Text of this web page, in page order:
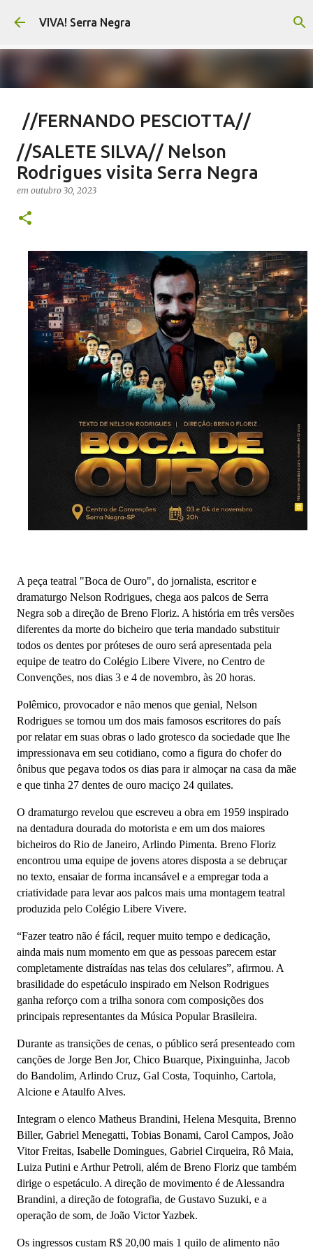
Pular para o conteúdo principal
VIVA! Serra Negra
//FERNANDO PESCIOTTA//
Encurtando caminho
em agosto 06, 2026 FERNANDO PESCIOTTA
NOTÍCIAS SERRA NEGRA
//SALETE SILVA// Nelson
Rodrigues visita Serra Negra
em outubro 30, 2023
A peça teatral "Boca de Ouro", do jornalista, escritor e
dramaturgo Nelson Rodrigues, chega aos palcos de Serra
Negra sob a direção de Breno Floriz. A história em três versões
diferentes da morte do bicheiro que teria mandado substituir
todos os dentes por próteses de ouro será apresentada pela
equipe de teatro do Colégio Libere Vivere, no Centro de
Convenções, nos dias 3 e 4 de novembro, às 20 horas.
Polêmico, provocador e não menos que genial, Nelson
Rodrigues se tornou um dos mais famosos escritores do país
por relatar em suas obras o lado grotesco da sociedade que lhe
impressionava em seu cotidiano, como a figura do chofer do
ônibus que pegava todos os dias para ir almoçar na casa da mãe
e que tinha 27 dentes de ouro maciço 24 quilates.
O dramaturgo revelou que escreveu a obra em 1959 inspirado
na dentadura dourada do motorista e em um dos maiores
bicheiros do Rio de Janeiro, Arlindo Pimenta. Breno Floriz
encontrou uma equipe de jovens atores disposta a se debruçar
no texto, ensaiar de forma incansável e a empregar toda a
criatividade para levar aos palcos mais uma montagem teatral
produzida pelo Colégio Libere Vivere.
“Fazer teatro não é fácil, requer muito tempo e dedicação,
ainda mais num momento em que as pessoas parecem estar
completamente distraídas nas telas dos celulares”, afirmou. A
brasilidade do espetáculo inspirado em Nelson Rodrigues
ganha reforço com a trilha sonora com composições dos
principais representantes da Música Popular Brasileira.
Durante as transições de cenas, o público será presenteado com
canções de Jorge Ben Jor, Chico Buarque, Pixinguinha, Jacob
do Bandolim, Arlindo Cruz, Gal Costa, Toquinho, Cartola,
Alcione e Ataulfo Alves.
Integram o elenco Matheus Brandini, Helena Mesquita, Brenno
Biller, Gabriel Menegatti, Tobias Bonami, Carol Campos, João
Vitor Freitas, Isabelle Domingues, Gabriel Cirqueira, Rô Maia,
Luiza Putini e Arthur Petroli, além de Breno Floriz que também
dirige o espetáculo. A direção de movimento é de Alessandra
Brandini, a direção de fotografia, de Gustavo Suzuki, e a
operação de som, de João Victor Yazbek.
Os ingressos custam R$ 20,00 mais 1 quilo de alimento não